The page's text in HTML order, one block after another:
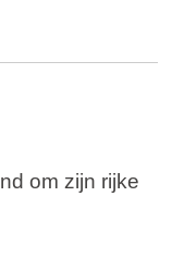
om zijn rijke